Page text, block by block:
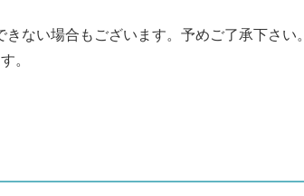
ない場合もございます。予めご了承下さい。
。